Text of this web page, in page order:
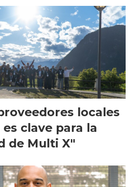
locales
clave para la
de Multi X"